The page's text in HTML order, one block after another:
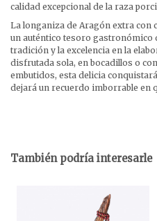
calidad excepcional de la raza
La longaniza de Aragón extra con
un auténtico tesoro gastronómico
tradición y la excelencia en la
disfrutada sola, en bocadillos o
embutidos, esta delicia
dejará un recuerdo imborrable en
También podría interesarle